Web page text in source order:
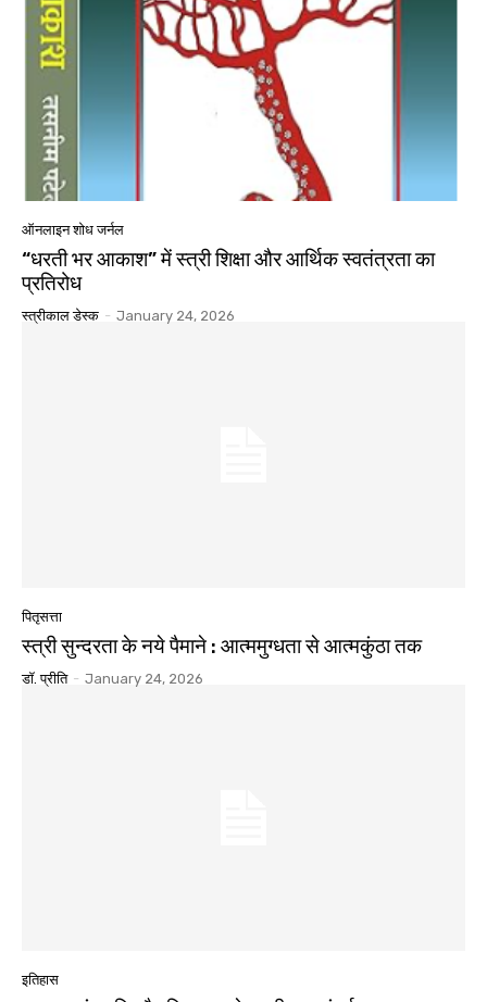
ऑनलाइन शोध जर्नल
“धरती भर आकाश” में स्त्री शिक्षा और आर्थिक स्वतंत्रता का
प्रतिरोध
स्त्रीकाल डेस्क - January 24, 2026
पितृसत्ता
स्त्री सुन्दरता के नये पैमाने : आत्ममुग्धता से आत्मकुंठा तक
डॉ. प्रीति - January 24, 2026
इतिहास